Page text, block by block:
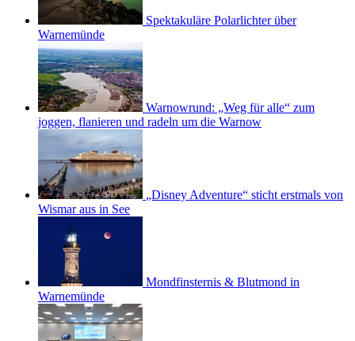
Spektakuläre Polarlichter über
Warnemünde
Warnowrund: „Weg für alle“ zum
joggen, flanieren und radeln um die Warnow
„Disney Adventure“ sticht erstmals von
Wismar aus in See
Mondfinsternis & Blutmond in
Warnemünde